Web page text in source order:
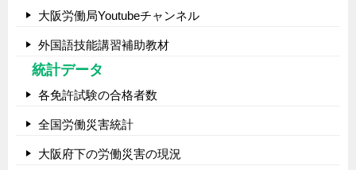
大阪労働局Youtubeチャンネル
外国語技能講習補助教材
統計データ
各免許試験の合格者数
全国労働災害統計
大阪府下の労働災害の現況